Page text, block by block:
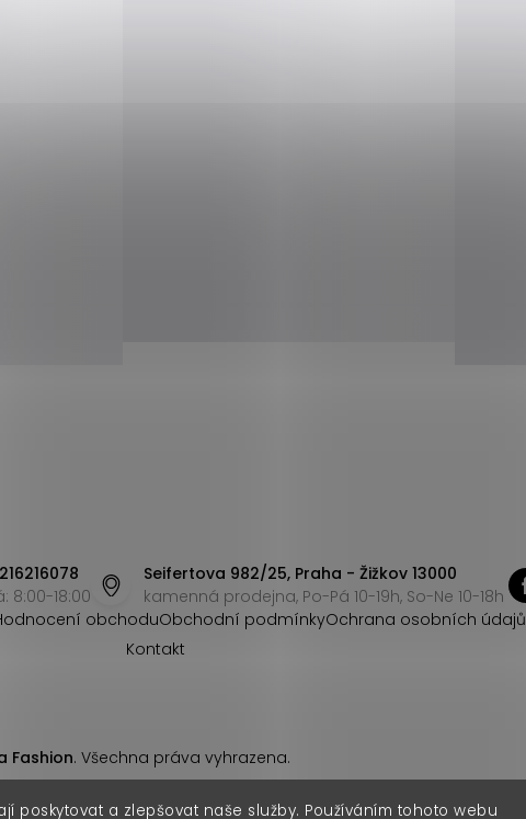
poskytovat a zlepšovat naše služby. Používáním tohoto webu
8:00-18:00
Seifertova 982/25, Praha - Žižkov 13000
kamenná prodejna, Po-Pá 10-19h, So-Ne 10-18h
obchoduObchodní podmínkyOchrana osobních údajů
Kontakt
Fashion. Všechna práva vyhrazena.